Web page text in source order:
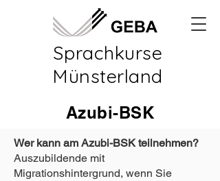
Sprachkurse
Münsterland
Azubi-BSK
Wer kann am Azubi-BSK teilnehmen?
Auszubildende mit
Migrationshintergrund, wenn Sie